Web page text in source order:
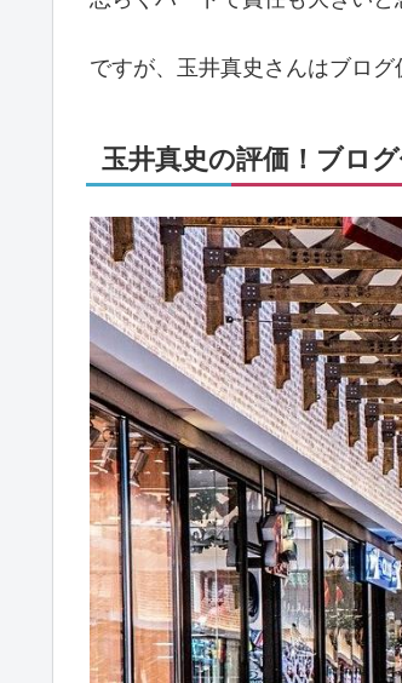
ですが、玉井真史さんはブログ
玉井真史の評価！ブロ